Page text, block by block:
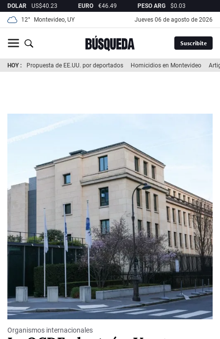
DOLAR US$40.23 EURO €46.49 PESO ARG $0.03
12°
Montevideo, UY jueves 06 de agosto de 2026
Suscribite
HOY Propuesta de EE.UU. por deportados Homicidios en Montevideo
Organismos internacionales